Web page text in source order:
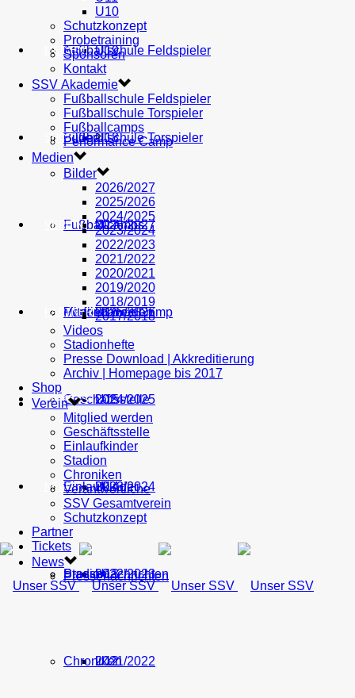
AH U19
U18
U17
U16
U15
U14
U13
U12
Fußballschule Feldspieler
Fußballschule Torspieler
Fußballcamps
Performance Camp
MEDIEN
Bilder
2026/2027
2025/2026
2024/2025
2023/2024
2022/2023
2021/2022
SHOP
VEREIN
Mitglied werden
Geschäftsstelle
Einlaufkinder
Stadion
Chroniken
PARTNER
TICKETS
NEWS
Pressenachrichten
U10
Schutzkonzept
Probetraining
Sponsoren
Kontakt
SSV Akademie
Fußballschule Feldspieler
Fußballschule Torspieler
Fußballcamps
Performance Camp
Medien
Bilder
2026/2027
2025/2026
2024/2025
2023/2024
2022/2023
2021/2022
2020/2021
2019/2020
2018/2019
2017/2018
Videos
Stadionhefte
Presse Download | Akkreditierung
Archiv | Homepage bis 2017
Shop
Verein
Mitglied werden
Geschäftsstelle
Einlaufkinder
Stadion
Chroniken
Verantwortliche
SSV Gesamtverein
Schutzkonzept
Partner
Tickets
News
Pressenachrichten